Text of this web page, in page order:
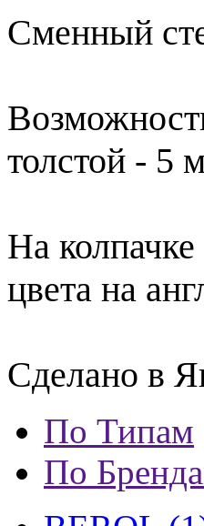
Сменный
толстой - 5
На
цвета на
Сделано в
По Типам
По